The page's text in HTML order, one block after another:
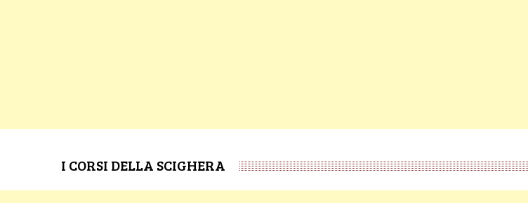
I CORSI DELLA SCIGHERA